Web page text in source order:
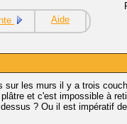
Aide
sur les murs il y a trois
et c'est impossible à
? Ou il est impératif